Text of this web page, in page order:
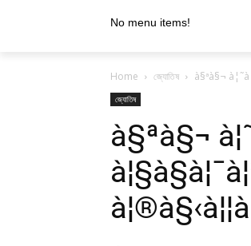
No menu items!
Home জ্যোতিষ à§ªà§¬
জ্যোতিষ
à§ªà§¬